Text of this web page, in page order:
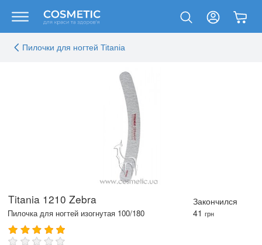
Пилочки для ногтей Titania
Titania 1210 Zebra
Пилочка для ногтей изогнутая 100/180
Закончился
41 грн